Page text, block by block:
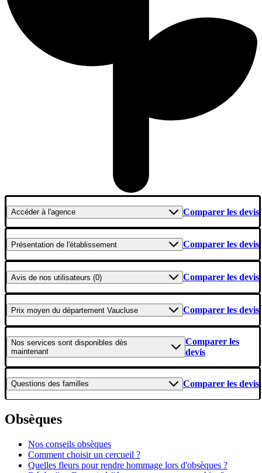
Accéderà l'agence Comparer les devis
Présentation de l'établissement Comparer les devis
Avis de nos utilisateurs (0) Comparer les devis
Prix moyen du département Vaucluse Comparer les devis
Nos services sont disponibles dès
maintenant
Comparer les
devis
Questions des familles Comparer les devis
Obsèques
Nos conseils obsèques
Comment choisir un cercueil ?
Quelles fleurs pour rendre hommage lors d'obsèques ?